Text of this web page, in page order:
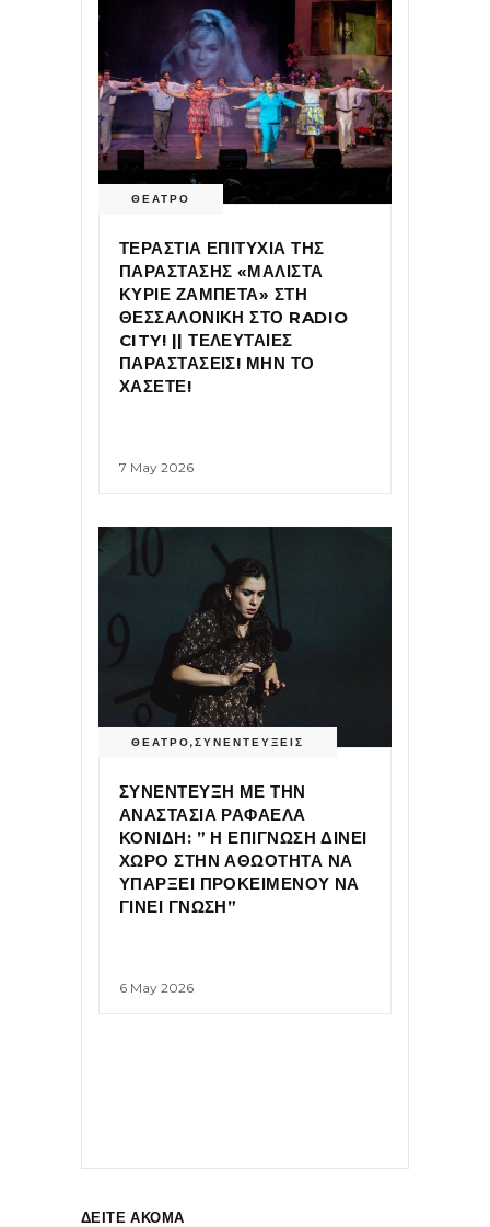
ΘΕΑΤΡΟ
ΤΕΡΑΣΤΙΑ ΕΠΙΤΥΧΙΑ ΤΗΣ
ΠΑΡΑΣΤΑΣΗΣ «ΜΑΛΙΣΤΑ
ΚΥΡΙΕ ΖΑΜΠΕΤΑ» ΣΤΗ
ΘΕΣΣΑΛΟΝΙΚΗ ΣΤΟ RADIO
CITY! || ΤΕΛΕΥΤΑΙΕΣ
ΠΑΡΑΣΤΑΣΕΙΣ! ΜΗΝ ΤΟ
ΧΑΣΕΤΕ!
7 May 2026
ΘΕΑΤΡΟ,ΣΥΝΕΝΤΕΥΞΕΙΣ
ΣΥΝΕΝΤΕΥΞΗ ΜΕ ΤΗΝ
ΑΝΑΣΤΑΣΙΑ ΡΑΦΑΕΛΑ
ΚΟΝΙΔΗ: ” Η ΕΠΙΓΝΩΣΗ ΔΙΝΕΙ
ΧΩΡΟ ΣΤΗΝ ΑΘΩΟΤΗΤΑ ΝΑ
ΥΠΑΡΞΕΙ ΠΡΟΚΕΙΜΕΝΟΥ ΝΑ
ΓΙΝΕΙ ΓΝΩΣΗ”
6 May 2026
ΔΕΙΤΕ ΑΚΟΜΑ